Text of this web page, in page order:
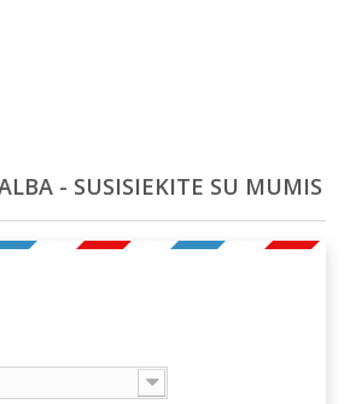
- SUSISIEKITE SU MUMIS